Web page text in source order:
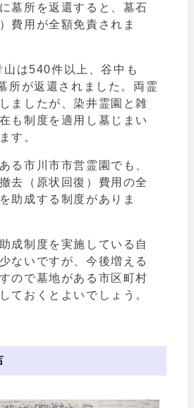
墓所を返還すると、墓石
費用が全額免責されま
は540件以上、谷中も
所が返還されました。両霊
ましたが、染井霊園と雑
も制度を適用し墓じまい
す。
る市川市市営霊園でも、
去（原状回復）費用の全
助成する制度がありま
成制度を実施している自
ないですが、今後増える
ので墓地がある市区町村
ておくとよいでしょう。